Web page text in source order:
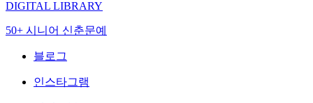
DIGITAL LIBRARY
50+ 시니어 신춘문예
블로그
인스타그램